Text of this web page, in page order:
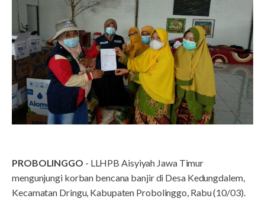
PROBOLINGGO - LLHPB Aisyiyah Jawa Timur
mengunjungi korban bencana banjir di Desa Kedungdalem,
Kecamatan Dringu, Kabupaten Probolinggo, Rabu (10/03).